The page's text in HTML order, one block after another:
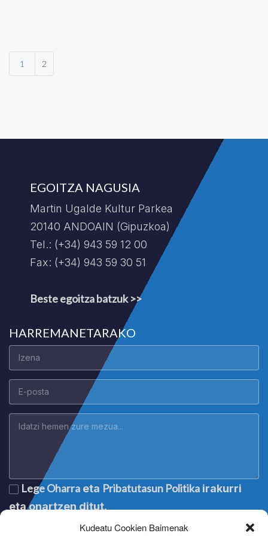
Kudeatu Cookien Baimenak
1 2
EGOITZA NAGUSIA
Martin Ugalde Kultur Parkea
20140 ANDOAIN (Gipuzkoa)
Tel.: (+34) 943 59 12 00
Fax: (+34) 943 59 30 51
Beste egoitza batzuk >>
HARREMANETARAKO
Lege Oharra eta Pribatutasun Politika irakurri
eta onartzen ditut.